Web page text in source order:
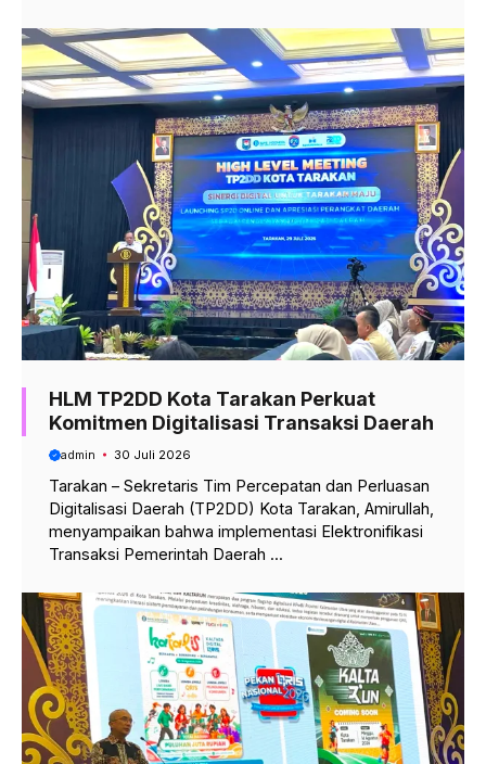
HLM TP2DD Kota Tarakan Perkuat
Komitmen Digitalisasi Transaksi Daerah
admin 30 Juli 2026
Tarakan – Sekretaris Tim Percepatan dan Perluasan
Digitalisasi Daerah (TP2DD) Kota Tarakan, Amirullah,
menyampaikan bahwa implementasi Elektronifikasi
Transaksi Pemerintah Daerah ...